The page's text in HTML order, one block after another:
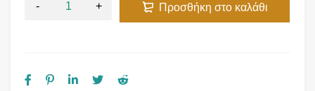
Προσθήκη στο καλάθι